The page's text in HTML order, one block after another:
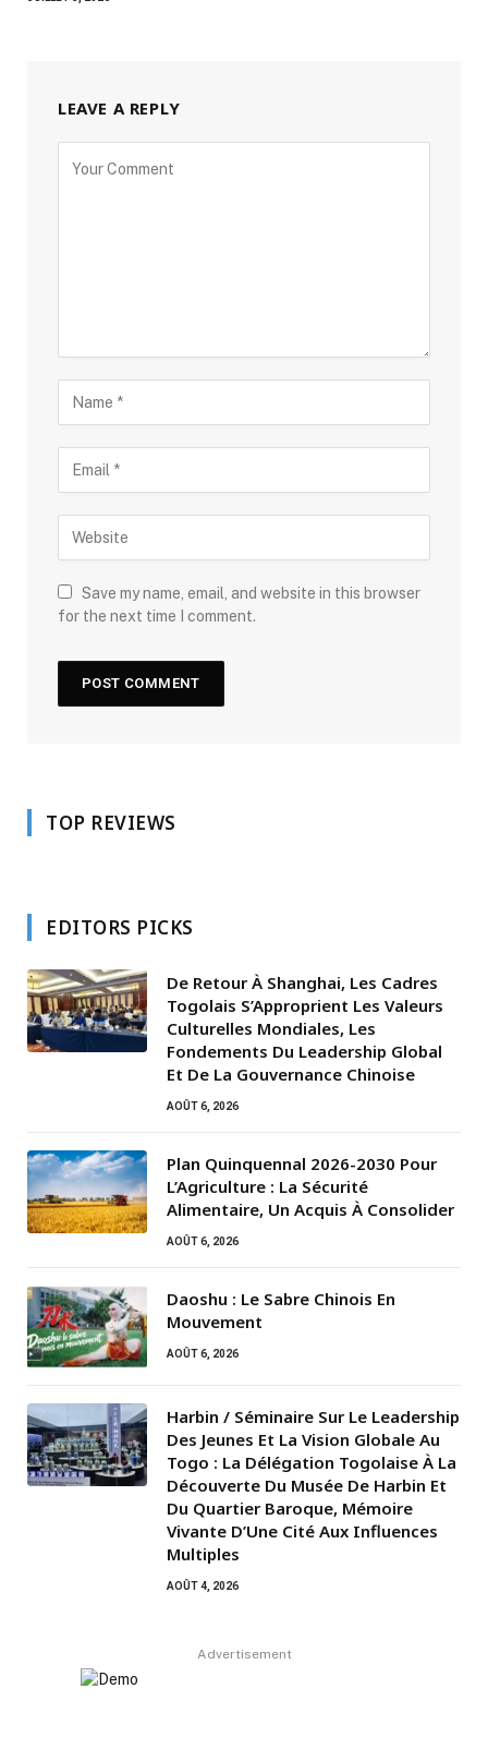
LEAVE A REPLY
Save my name, email, and website in this browser
for the next time I comment.
TOP REVIEWS
EDITORS PICKS
De Retour À Shanghai, Les Cadres
Togolais S’Approprient Les Valeurs
Culturelles Mondiales, Les
Fondements Du Leadership Global
Et De La Gouvernance Chinoise
AOÛT 6, 2026
Plan Quinquennal 2026-2030 Pour
L’Agriculture : La Sécurité
Alimentaire, Un Acquis À Consolider
AOÛT 6, 2026
Daoshu : Le Sabre Chinois En
Mouvement
AOÛT 6, 2026
Harbin / Séminaire Sur Le Leadership
Des Jeunes Et La Vision Globale Au
Togo : La Délégation Togolaise À La
Découverte Du Musée De Harbin Et
Du Quartier Baroque, Mémoire
Vivante D’Une Cité Aux Influences
Multiples
AOÛT 4, 2026
Advertisement